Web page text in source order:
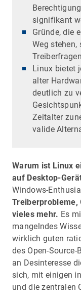
signifikant
Gründe, die
Weg
Linux bietet
alter
deutlich zu
Zeitalter
valide
Warum ist Linux
auf Desktop-
Windows-
Treiberprobleme,
vieles mehr. Es
mangelndes
wirklich guten
des Open-
an Desinteresse
sich, mit einigen
und die zentralen